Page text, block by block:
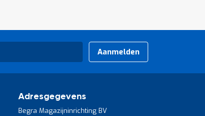
Aanmelden
Adresgegevens
Begra Magazijninrichting BV